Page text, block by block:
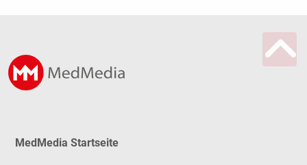
MedMedia Startseite